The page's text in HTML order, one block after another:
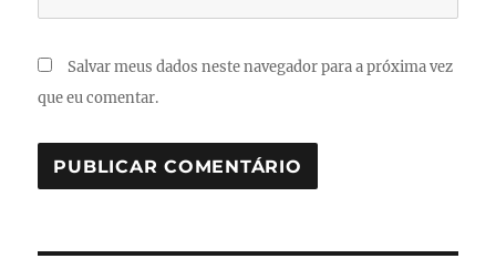
Salvar meus dados neste navegador para a próxima vez
que eu comentar.